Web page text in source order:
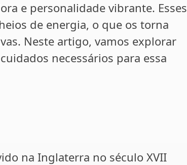
e personalidade vibrante. Esses
de energia, o que os torna
Neste artigo, vamos explorar
necessários para essa
na Inglaterra no século XVII